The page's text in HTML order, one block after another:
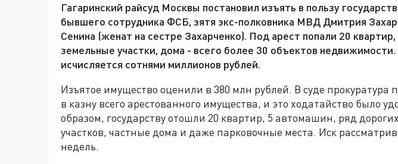
Гагаринский райсуд Москвы постановил изъять в пользу
бывшего сотрудника ФСБ, зятя экс-полковника МВД Дмитрия
Сенина (женат на сестре Захарченко). Под арест попали 20
земельные участки, дома - всего более 30 объектов
исчисляется сотнями миллионов рублей.
Изъятое имущество оценили в 380 млн рублей. В суде прокуратура
в казну всего арестованного имущества, и это ходатайство было
образом, государству отошли 20 квартир, 5 автомашин, ряд
участков, частные дома и даже парковочные места. Иск
недель.